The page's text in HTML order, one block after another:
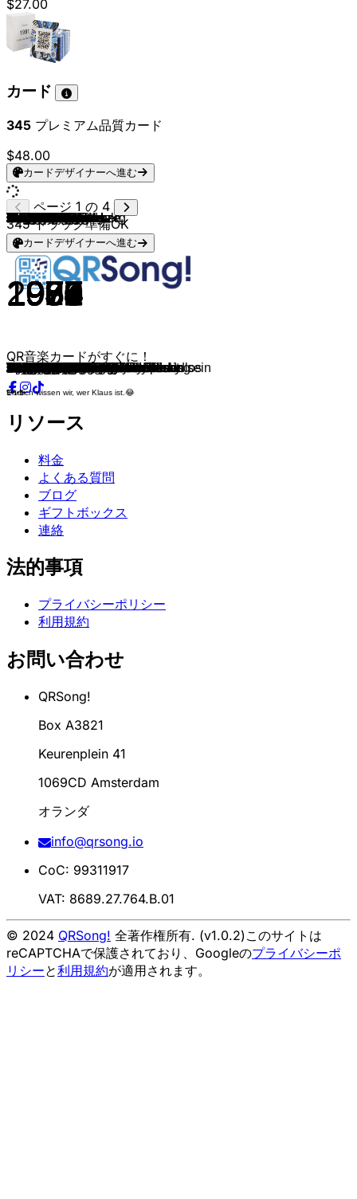
$27.00
カード
345 プレミアム品質カード
$48.00
カードデザイナーへ進む
James Brown
1965
I Got You
Dua Lipa
2020
Don't Start Now
David Bowie
1977
China Girl
Kim Wilde
1981
Kids In America
Caterina Valente
1958
Mack the Knife
Harry Belafonte
1956
Banana Boat Song
Ricky Nelson
1961
Hello Mary Lou
Judy Garland
1939
Somewhere Over the Rainbow
Casey Jones
1964
Don't Ha Ha
Marcie Blane
1962
Bobby's Girl
Jackie Wilson
1957
Reet Petite
Scott McKenzie
1967
San Francisco
Eddie Cochran
1958
Summertime Blues
Dean Martin
1953
That's Amore
Elvis Presley
1961
Wooden Heart
Drafi Deutscher
1965
Marmor, Stein und Eisen bricht
Cliff Richard
1968
Congratulations
Gitte Hænning
1974
So schön kann doch kein Mann sein
Gilbert O'Sullivan
1971
Alone Again
Ben E. King
1961
Spanish Harlem
Albert West
1988
Ginny Come Lately
Barry McGuire
1965
Eve Of Destruction
Miriam Makeba
1967
Pata Pata
Peggy March
1963
I Will Follow Him
Sandie Shaw
1967
Puppet On A String
Roy Black
1965
Du bist nicht allein
Tom Jones
1965
It's Not Unusual
Otis Redding
1968
The Dock Of The Bay
✨️✨️✨️
Dalida
1959
Am Tag als der Regen kam
✨️✨️✨️
John Kincade
1972
Dreams Are Ten A Penny
Chris Andrews
1969
Pretty Belinda
Johnny Cash
1956
I Walk The Line
Heino
1969
Karamba, Karacho, ein Whisky
Neil Diamond
1972
Song Sung Blue
Bob Dylan
1962
Blowin' in the Wind
John Denver
1973
Leaving On A Jet Plane
Bill Withers
1972
Lean on Me
Tony Christie
1972
Amarillo
Tom Jones
1971
She's A Lady
Udo Jürgens
1975
Ein ehrenwertes Haus
Don McLean
1972
Vincent
Al Stewart
1976
Year of the Cat
Suzi Quatro
1973
Can the Can
Elton John
1972
Crocodile Rock
Bata Illic
1972
Michaela
Penny McLean
1976
Lady Bump
Linda Ronstadt
1977
It's so Easy
✨️✨️✨️
Barry Manilow
1978
Copacabana
John Paul Young
1977
Love Is In The Air
Dusty Springfield
1968
Son Of A Preacher Man
Daliah Lavi
1971
Willst du mit mir geh'n
Harpo
1975
Moviestar
Donna Hightower
1972
This World Today Is A Mess
✨️✨️✨️
David Dundas
1976
Jeans On
John Denver
1971
Take Me Home, Country Roads
Marianne Rosenberg
1976
Marleen
John Lennon
1971
Imagine
Jürgen Drews
1977
Barfuß durch den Sommer
Jeanette
1974
Porque Te Vas?
George Harrison
1970
My Sweet Lord
Leo Sayer
1976
You Make Me Feel Like Dancing
Howard Carpendale
1978
... dann geh doch..
Art Garfunkel
1978
Bright Eyes
Eric Clapton
1977
Lay Down Sally
Patrick Hernandez
1978
Born to Be Alive
Karel Gott
1979
Babicka
Cat Stevens
1970
Father And Son
Frank Sinatra
1980
New York, New York
Tony Holiday
1977
Tanze Samba mit mir
John Lennon
1980
Starting Over
Shakin' Stevens
1981
You Drive Me Crazy
Peter Schilling
1982
Major Tom
Roland Kaiser
1988
Ich glaub es geht schon wieder los
Markus
1982
Ich will Spass
Jimmy Cliff
1983
Reggae Night
Rose Laurens
1983
Africa
Marvin Gaye
1982
Sexual Healing
Robin Gibb
1983
Juliet
Lionel Richie
1983
All Night Long
Kate Bush
1985
Running Up That Hill
Dionne Warwick
1982
Heartbreaker
Ina Deter Band
1982
Neue Männer braucht das Land
Ryan Paris
1983
Dolce Vita
Elton John
1983
I'm Still Standing
Chaka Khan
1983
Ain't Nobody
Paul Young
1983
Love of the Common People
Chris de Burgh
1982
Don't Pay The Ferryman
Heinz Rudolf Kunze
1985
Dies ist Klaus
Endlich wissen wir, wer Klaus ist.😂
Steve Winwood
1982
Valerie
✨️✨️✨️
Toto Cutugno
1983
L'italiano
Howard Jones
1983
What Is Love?
Madonna
1987
La Isla Bonita
Nik Kershaw
1984
The Riddle
Westernhagen
1983
Lass uns leben
Tina Turner
1986
Two People
Bonnie Tyler
1984
Holding Out for a Hero
Joe Cocker
1986
You Can Leave Your Hat On
Billy Joel
1993
The River of Dreams
Billy Ocean
1984
European Queen
Mike Oldfield
1984
To France
ページ 1 の 4
345トラック準備OK
カードデザイナーへ進む
QR音楽カードがすぐに！
リソース
料金
よくある質問
ブログ
ギフトボックス
連絡
法的事項
プライバシーポリシー
利用規約
お問い合わせ
QRSong!
Box A3821
Keurenplein 41
1069CD Amsterdam
オランダ
info@qrsong.io
CoC: 99311917
VAT: 8689.27.764.B.01
© 2024 QRSong! 全著作権所有. (v1.0.2)このサイトは
reCAPTCHAで保護されており、Googleのプライバシーポ
リシーと利用規約が適用されます。